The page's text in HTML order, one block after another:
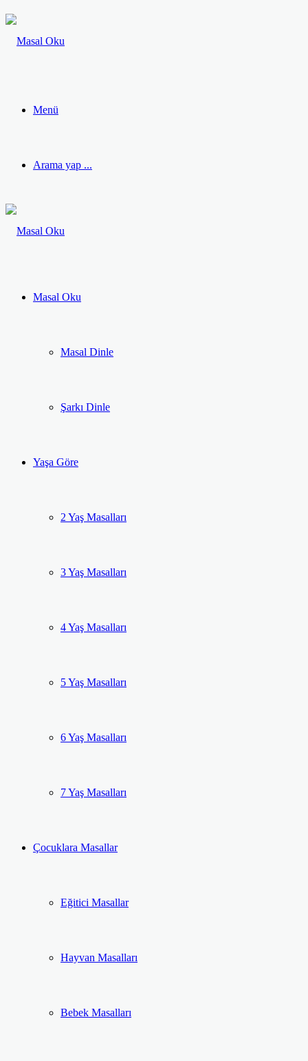
Menü
Arama yap ...
Masal Oku
Masal Dinle
Şarkı Dinle
Yaşa Göre
2 Yaş Masalları
3 Yaş Masalları
4 Yaş Masalları
5 Yaş Masalları
6 Yaş Masalları
7 Yaş Masalları
Çocuklara Masallar
Eğitici Masallar
Hayvan Masalları
Bebek Masalları